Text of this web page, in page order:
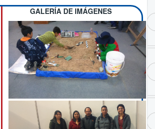
GALERÍA DE IMÁGENES